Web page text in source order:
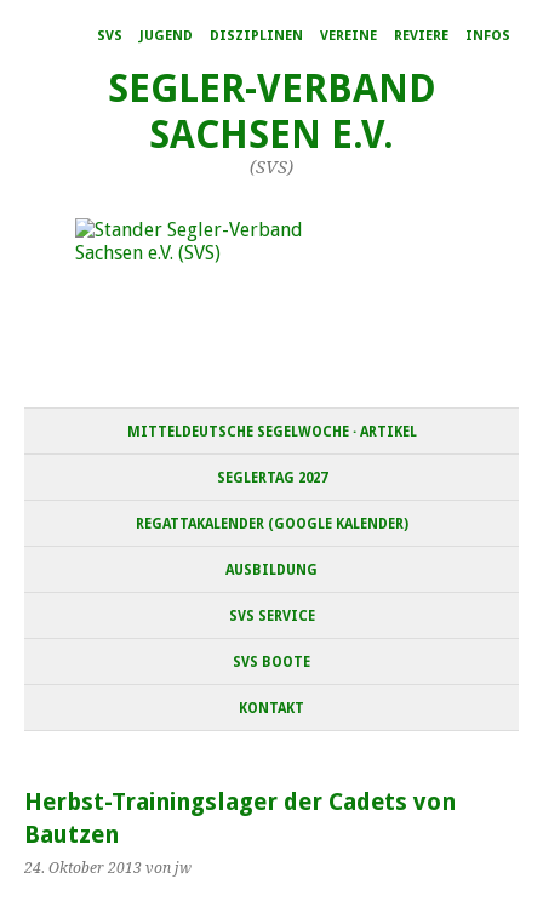
SVS JUGEND DISZIPLINEN VEREINE REVIERE INFOS
SEGLER-VERBAND
SACHSEN E.V.
(SVS)
MITTELDEUTSCHE SEGELWOCHE · ARTIKEL
SEGLERTAG 2027
REGATTAKALENDER (GOOGLE KALENDER)
AUSBILDUNG
SVS SERVICE
SVS BOOTE
KONTAKT
Herbst-Trainingslager der Cadets von
Bautzen
24. Oktober 2013 von jw